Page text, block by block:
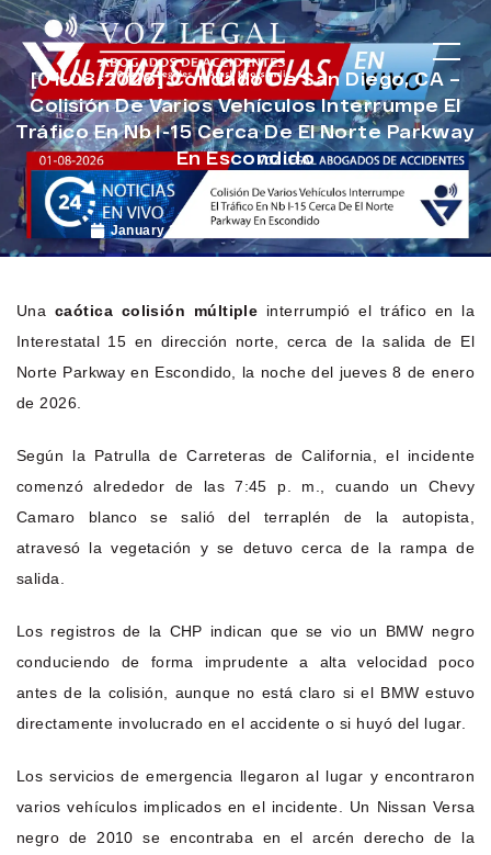
[01-08-2026] Condado De San Diego, CA –
Colisión De Varios Vehículos Interrumpe El
Tráfico En Nb I-15 Cerca De El Norte Parkway
En Escondido
January 20, 2026 Noticias de Accidentes
Una caótica colisión múltiple interrumpió el tráfico en la
Interestatal 15 en dirección norte, cerca de la salida de El
Norte Parkway en Escondido, la noche del jueves 8 de enero
de 2026.
Según la Patrulla de Carreteras de California, el incidente
comenzó alrededor de las 7:45 p. m., cuando un Chevy
Camaro blanco se salió del terraplén de la autopista,
atravesó la vegetación y se detuvo cerca de la rampa de
salida.
Los registros de la CHP indican que se vio un BMW negro
conduciendo de forma imprudente a alta velocidad poco
antes de la colisión, aunque no está claro si el BMW estuvo
directamente involucrado en el accidente o si huyó del lugar.
Los servicios de emergencia llegaron al lugar y encontraron
varios vehículos implicados en el incidente. Un Nissan Versa
negro de 2010 se encontraba en el arcén derecho de la